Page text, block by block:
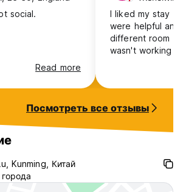
вокзала Куньмина.
до нашего хостела на метро или
1 от Южного железнодорожного
(昆明高铁南站) до Северного
вокзала (火车北站), затем пересядьте
на улице Хуа Шань Вест Роуд.
(华山西路站 D出口), затем идите
пройдите 50 метров с правой
вокзала Куньмина 昆明站.
20 юаней).
1 от железнодорожного вокзала
Северного железнодорожного
social.
Read more
I liked my stay
were helpful
different room
wasn't working
which is perfect
good, I got the
by how tasty it
Посмотреть все отзывы
Kunming, Китай